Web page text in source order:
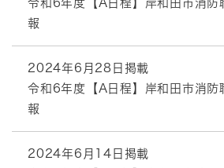
令和6年度【A日程】岸和田市消防
報
2024年6月28日掲載
令和6年度【A日程】岸和田市消防
報
2024年6月14日掲載